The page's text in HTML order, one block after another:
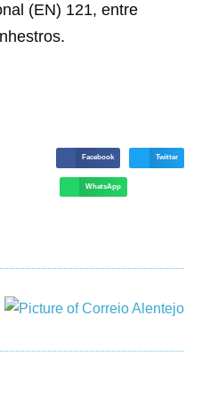
(EN) 121, entre
Facebook Twitter
WhatsApp